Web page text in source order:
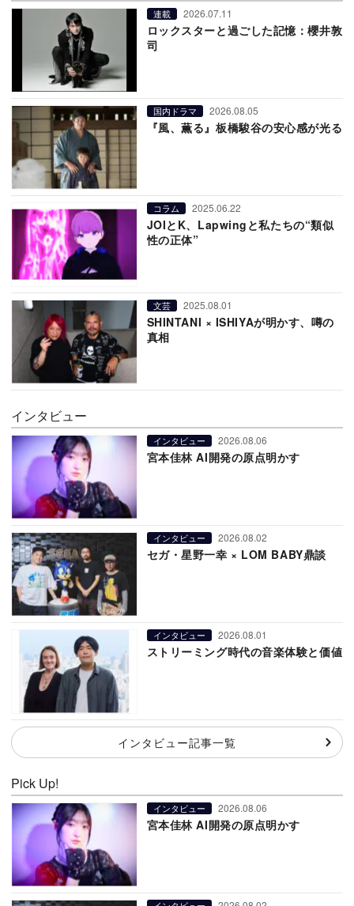
連載 2026.07.11
ロックスターと過ごした記憶：櫻井敦
司
国内ドラマ 2026.08.05
『風、薫る』板橋駿谷の安心感が光る
コラム 2025.06.22
JOIとK、Lapwingと私たちの“類似
性の正体”
文芸 2025.08.01
SHINTANI × ISHIYAが明かす、噂の
真相
インタビュー
インタビュー 2026.08.06
宮本佳林 AI開発の原点明かす
インタビュー 2026.08.02
セガ・星野一幸 × LOM BABY鼎談
インタビュー 2026.08.01
ストリーミング時代の音楽体験と価値
インタビュー記事一覧
Pick Up!
インタビュー 2026.08.06
宮本佳林 AI開発の原点明かす